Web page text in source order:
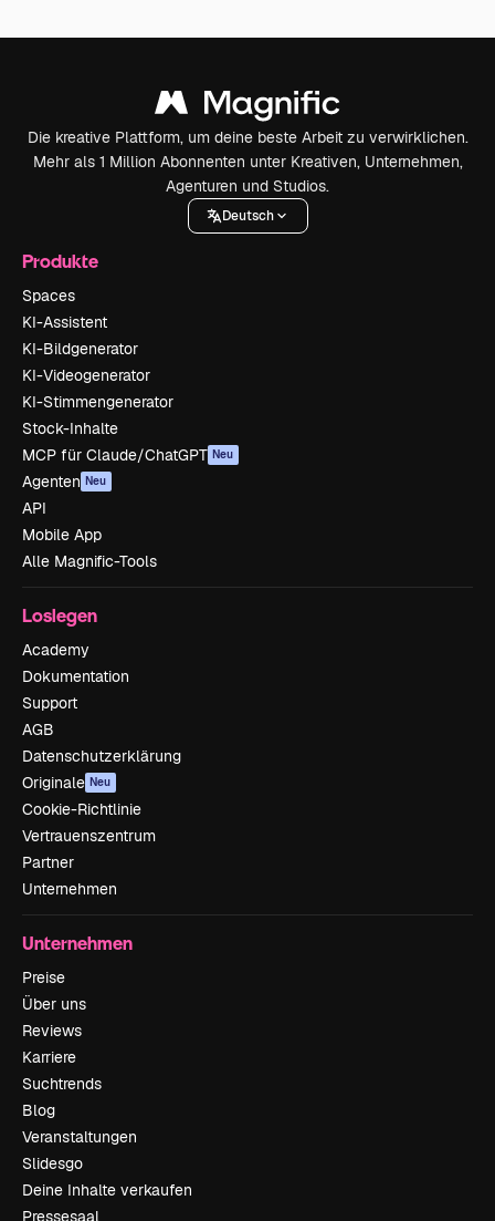
Die kreative Plattform, um deine beste Arbeit zu verwirklichen.
Mehr als 1 Million Abonnenten unter Kreativen, Unternehmen,
Agenturen und Studios.
Deutsch
Produkte
Spaces
KI-Assistent
KI-Bildgenerator
KI-Videogenerator
KI-Stimmengenerator
Stock-Inhalte
MCP für Claude/ChatGPT Neu
Agenten Neu
API
Mobile App
Alle Magnific-Tools
Loslegen
Academy
Dokumentation
Support
AGB
Datenschutzerklärung
Originale Neu
Cookie-Richtlinie
Vertrauenszentrum
Partner
Unternehmen
Unternehmen
Preise
Über uns
Reviews
Karriere
Suchtrends
Blog
Veranstaltungen
Slidesgo
Deine Inhalte verkaufen
Pressesaal